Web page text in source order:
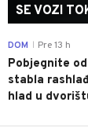
SE VOZI
DOM Pre 13 h
Pobjegnite
stabla
hlad u